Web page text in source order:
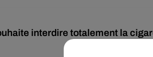
interdire totalement la